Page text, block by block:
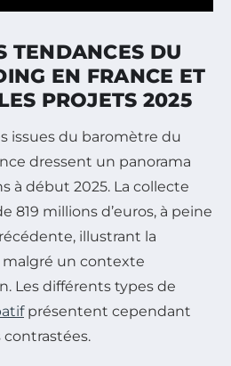
TENDANCES DU
EN FRANCE ET
PROJETS 2025
issues du baromètre du
dressent un panorama
à début 2025. La collecte
819 millions d’euros, à peine
illustrant la
un contexte
Les différents types de
présentent cependant